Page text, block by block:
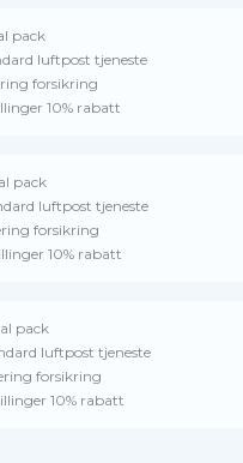
pack
luftpost tjeneste
forsikring
10% rabatt
pack
luftpost tjeneste
forsikring
10% rabatt
pack
luftpost tjeneste
forsikring
10% rabatt